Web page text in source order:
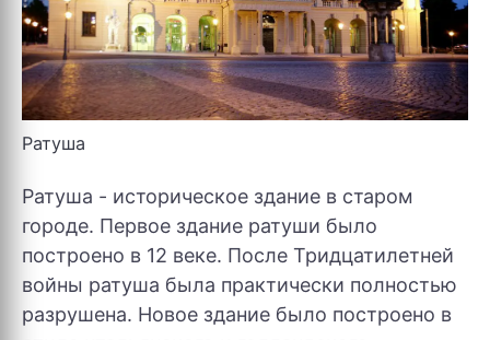
Ратуша
Ратуша - историческое здание в старом
городе. Первое здание ратуши было
построено в 12 веке. После Тридцатилетней
войны ратуша была практически полностью
разрушена. Новое здание было построено в